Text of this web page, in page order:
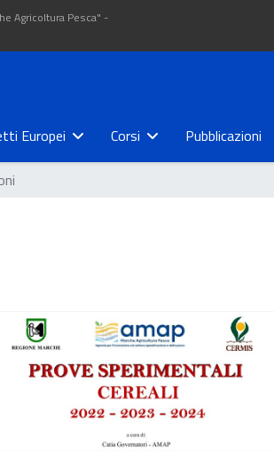
Agricoltura Pesca" -
Europei Corsi Pubblicazioni